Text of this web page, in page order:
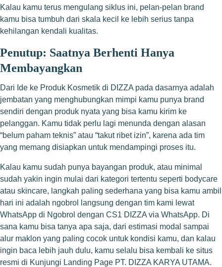
Kalau kamu terus mengulang siklus ini, pelan-pelan brand
kamu bisa tumbuh dari skala kecil ke lebih serius tanpa
kehilangan kendali kualitas.
Penutup: Saatnya Berhenti Hanya
Membayangkan
Dari Ide ke Produk Kosmetik di DIZZA pada dasarnya adalah
jembatan yang menghubungkan mimpi kamu punya brand
sendiri dengan produk nyata yang bisa kamu kirim ke
pelanggan. Kamu tidak perlu lagi menunda dengan alasan
“belum paham teknis” atau “takut ribet izin”, karena ada tim
yang memang disiapkan untuk mendampingi proses itu.
Kalau kamu sudah punya bayangan produk, atau minimal
sudah yakin ingin mulai dari kategori tertentu seperti bodycare
atau skincare, langkah paling sederhana yang bisa kamu ambil
hari ini adalah ngobrol langsung dengan tim kami lewat
WhatsApp di Ngobrol dengan CS1 DIZZA via WhatsApp. Di
sana kamu bisa tanya apa saja, dari estimasi modal sampai
alur maklon yang paling cocok untuk kondisi kamu, dan kalau
ingin baca lebih jauh dulu, kamu selalu bisa kembali ke situs
resmi di Kunjungi Landing Page PT. DIZZA KARYA UTAMA.